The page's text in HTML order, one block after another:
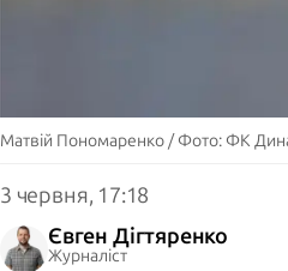
Матвій Пономаренко / Фото: ФК
3 червня, 17:18
Євген Дігтяренко
Журналіст